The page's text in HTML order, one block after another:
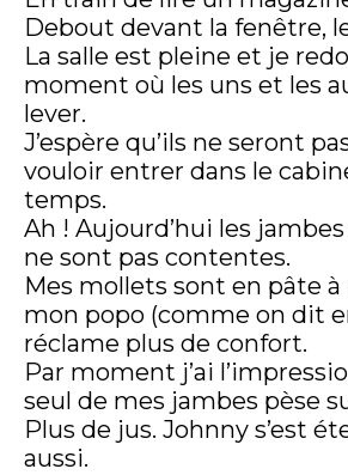
Debout devant la fenêtre,
La salle est pleine et je
moment où les uns et les
lever.
J’espère qu’ils ne seront
vouloir entrer dans le
temps.
Ah ! Aujourd’hui les
ne sont pas contentes.
Mes mollets sont en pâte
mon popo (comme on dit
réclame plus de confort.
Par moment j’ai
seul de mes jambes pèse
Plus de jus. Johnny s’est
aussi.